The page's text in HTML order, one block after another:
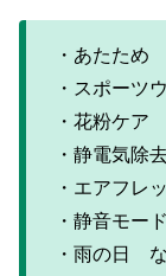
・あたため
・スポーツ
・花粉ケア
・静電気除
・エアフレ
・静音モード
・雨の日